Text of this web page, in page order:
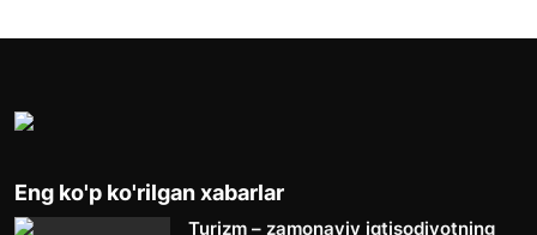
Eng ko'p ko'rilgan xabarlar
Turizm – zamonaviy iqtisodiyotning